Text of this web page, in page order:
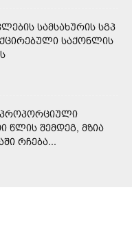
ᲡᲐᲛᲡᲐᲮᲣᲠᲘᲡ ᲡᲒᲞ
ᲡᲐᲥᲝᲜᲚᲘᲡ
ᲬᲚᲘᲡ ᲨᲔᲛᲓᲔᲒ, ᲛᲖᲘᲐ
ᲠᲩᲔᲑᲐ...